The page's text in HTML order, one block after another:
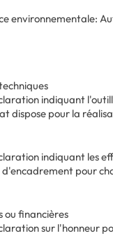
environnementale:
indiquant
dispose pour la
indiquant les
pour
ou financières
sur l'honneur